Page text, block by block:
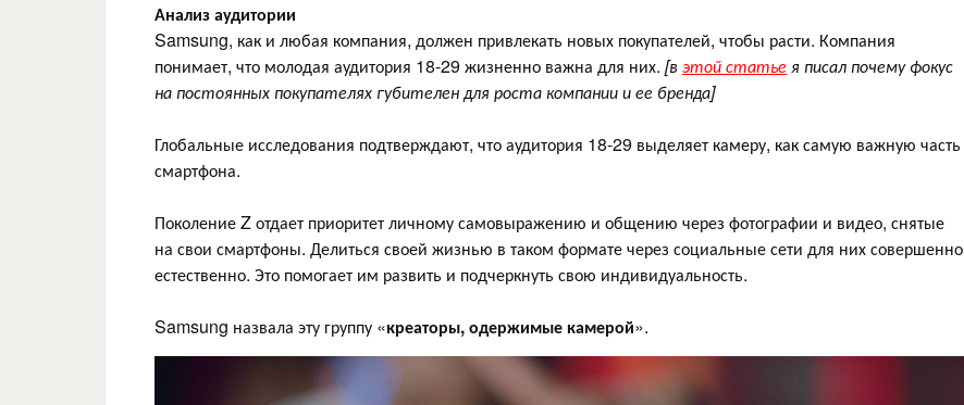
Анализ аудитории
Samsung, как и любая компания, должен привлекать новых покупателей, чтобы расти. Компания
понимает, что молодая аудитория 18-29 жизненно важна для них. [в этой статьея писал почему фокус
на постоянных покупателях губителен для роста компании и ее бренда]
Глобальные исследования подтверждают, что аудитория 18-29 выделяет камеру, как самую важную часть
смартфона.
Поколение Z отдает приоритет личному самовыражению и общению через фотографии и видео, снятые
на свои смартфоны. Делиться своей жизнью в таком формате через социальные сети для них совершенно
естественно. Это помогает им развить и подчеркнуть свою индивидуальность.
Samsung назвала эту группу «креаторы, одержимые камерой».